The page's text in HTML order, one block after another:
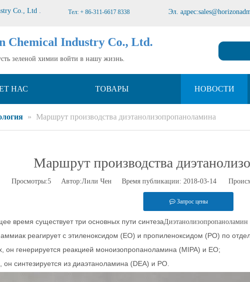
Co., Ltd . Тел: + 86-311-6617 8338 Эл. адрес:
Chemical Industry Co., Ltd.
зеленой химии войти в нашу жизнь.
НАС ТОВАРЫ НОВОСТИ
» Маршрут производства диэтанолизопропаноламина
Маршрут производства
Просмотры:5Автор:Лили Чен Время публикации: 2018-03-14
Запрос цены
время существует три основных пути синтеза
реагирует с этиленоксидом (EO) и пропиленоксидом (PO) по
он генерируется реакцией моноизопропаноламина (MIPA) и EO;
он синтезируется из диаэтаноламина (DEA) и PO.